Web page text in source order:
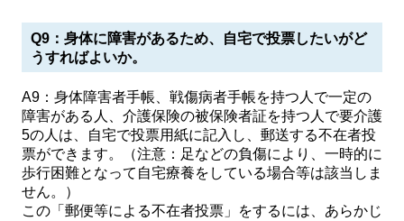
Q9：身体に障害があるため、自宅で投票したいがど
うすればよいか。
A9：身体障害者手帳、戦傷病者手帳を持つ人で一定の
障害がある人、介護保険の被保険者証を持つ人で要介護
5の人は、自宅で投票用紙に記入し、郵送する不在者投
票ができます。（注意：足などの負傷により、一時的に
歩行困難となって自宅療養をしている場合等は該当しま
せん。）
この「郵便等による不在者投票」をするには、あらかじ